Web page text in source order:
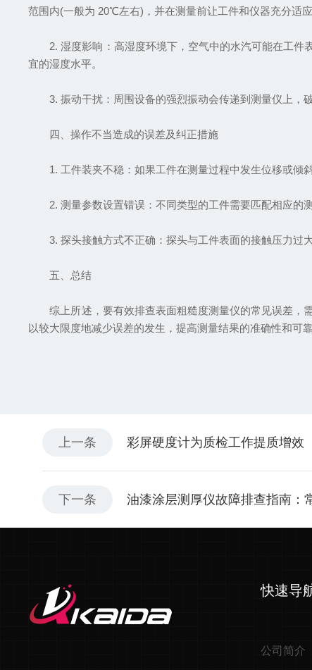
范围内(一般为 20℃左右)，并在测量前让工件和仪器充分适应
2. 湿度影响：高湿度环境下，空气中的水汽可能在工件
宜的湿度水平。
3. 振动干扰：周围设备的强烈振动会传递到测量仪上，破
四、操作不当造成的误差及纠正措施
1. 工件装夹不稳：如果工件在测量过程中发生位移或倾斜
2. 测量参数设置错误：不同类型的工件需要匹配相应的测
3. 探头接触方式不正确：探头与工件表面的接触压力过大
五、总结
综上所述，要有效排查表面粗糙度测量仪的常见误差，
以较大限度地减少误差的发生，提高测量结果的准确性和可
上一条 彩屏硬度计为质检工作提质增效
下一条 油漆涂层测厚仪故障排查指南：
快速导
公司简介